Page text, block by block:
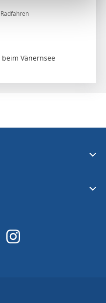
Radfahren
Vänernsee